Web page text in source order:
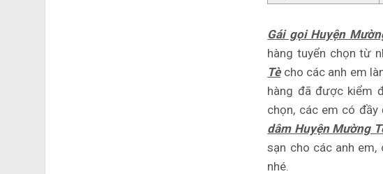
Gái gọi Huyện
hàng tuyển chọn từ
Tècho các anh em
hàng đã được kiểm
chọn, các em có đầy
dâm Huyện Mường
sạn cho các anh
nhé.